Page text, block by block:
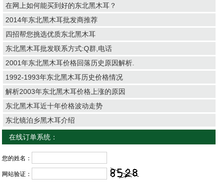
在网上如何能买到好的东北黑木耳？
2014年东北黑木耳批发商推荐
四招帮您挑选优质东北黑木耳
东北黑木耳批发联系方式:Q群,电话
2001年东北黑木耳价格回落历史原因解析.
1992-1993年东北黑木耳历史价格情况
解析2003年东北黑木耳价格上涨的原因
东北黑木耳近十年价格波动走势
东北镜泊乡黑木耳介绍
在线订单系统：
您的姓名：
网站验证：